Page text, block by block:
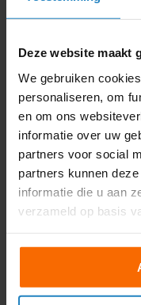
Deze website maakt
We gebruiken
personaliseren, om
en om ons
informatie over uw
partners voor social
partners kunnen
informatie die u aan
verzameld op basis
bij ons
Kies je voor onze
kun je altijd rekenen
en een zeer fijne
korte tijd alle
professionele en
examen snel haalt én
1000 cursisten kozen